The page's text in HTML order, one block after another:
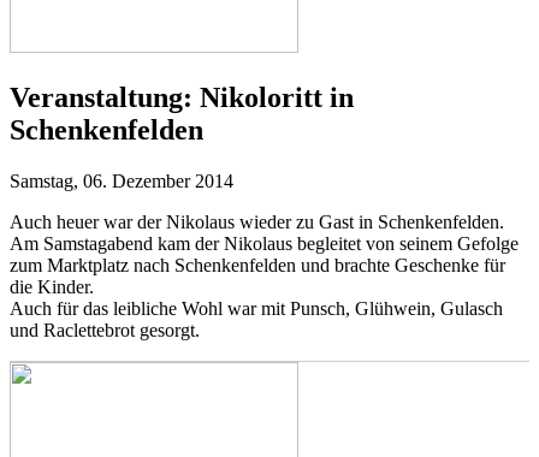
Veranstaltung: Nikoloritt in
Schenkenfelden
Samstag, 06. Dezember 2014
Auch heuer war der Nikolaus wieder zu Gast in Schenkenfelden.
Am Samstagabend kam der Nikolaus begleitet von seinem Gefolge
zum Marktplatz nach Schenkenfelden und brachte Geschenke für
die Kinder.
Auch für das leibliche Wohl war mit Punsch, Glühwein, Gulasch
und Raclettebrot gesorgt.